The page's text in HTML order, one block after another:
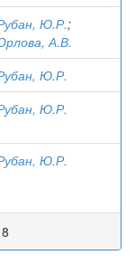
Ю.Р.;
А.В.
Ю.Р.
Ю.Р.
Ю.Р.